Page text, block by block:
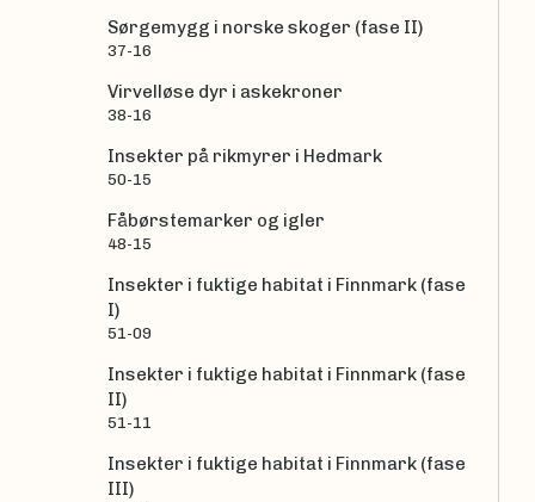
Sørgemygg i norske skoger (fase II)
37-16
Virvelløse dyr i askekroner
38-16
Insekter på rikmyrer i Hedmark
50-15
Fåbørstemarker og igler
48-15
Insekter i fuktige habitat i Finnmark (fase
I)
51-09
Insekter i fuktige habitat i Finnmark (fase
II)
51-11
Insekter i fuktige habitat i Finnmark (fase
III)